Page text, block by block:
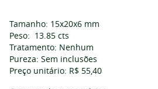
Tamanho: 15x20x6 mm
Peso: 13.85 cts
Tratamento: Nenhum
Pureza: Sem inclusões
Preço unitário: R$ 55,40